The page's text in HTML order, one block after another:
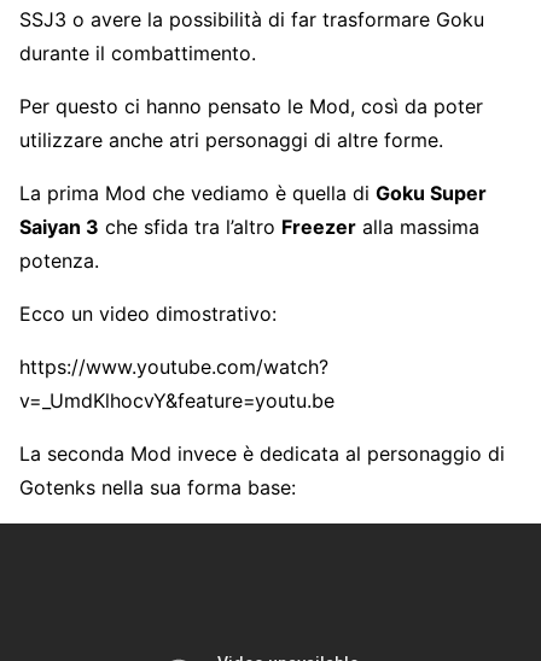
SSJ3 o avere la possibilità di far trasformare Goku
durante il combattimento.
Per questo ci hanno pensato le Mod, così da poter
utilizzare anche atri personaggi di altre forme.
La prima Mod che vediamo è quella di Goku Super
Saiyan 3 che sfida tra l’altro Freezer alla massima
potenza.
Ecco un video dimostrativo:
https://www.youtube.com/watch?
v=_UmdKlhocvY&feature=youtu.be
La seconda Mod invece è dedicata al personaggio di
Gotenks nella sua forma base: